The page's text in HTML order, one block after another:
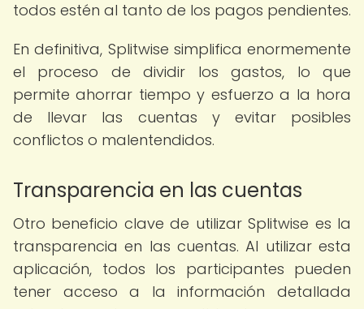
todos estén al tanto de los pagos pendientes.
En definitiva, Splitwise simplifica enormemente
el proceso de dividir los gastos, lo que
permite ahorrar tiempo y esfuerzo a la hora
de llevar las cuentas y evitar posibles
conflictos o malentendidos.
Transparencia en las cuentas
Otro beneficio clave de utilizar Splitwise es la
transparencia en las cuentas. Al utilizar esta
aplicación, todos los participantes pueden
tener acceso a la información detallada